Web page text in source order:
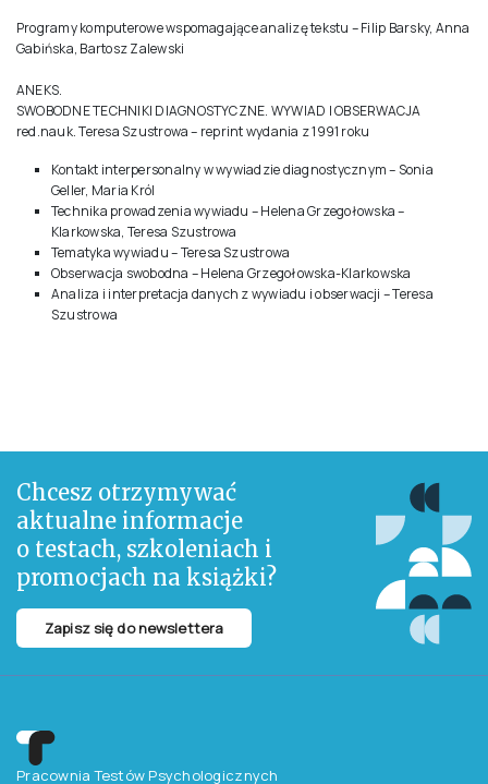
Programy komputerowe wspomagające analizę tekstu – Filip Barsky, Anna
Gabińska, Bartosz Zalewski
ANEKS.
SWOBODNE TECHNIKI DIAGNOSTYCZNE. WYWIAD I OBSERWACJA
red.nauk. Teresa Szustrowa – reprint wydania z 1991 roku
Kontakt interpersonalny w wywiadzie diagnostycznym – Sonia
Geller, Maria Król
Technika prowadzenia wywiadu – Helena Grzegołowska –
Klarkowska, Teresa Szustrowa
Tematyka wywiadu – Teresa Szustrowa
Obserwacja swobodna – Helena Grzegołowska-Klarkowska
Analiza i interpretacja danych z wywiadu i obserwacji – Teresa
Szustrowa
Chcesz otrzymywać
aktualne informacje
o testach, szkoleniach i
promocjach na książki?
Zapisz się do newslettera
Pracownia Testów Psychologicznych